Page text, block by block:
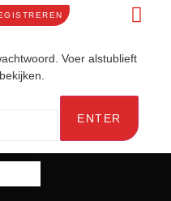
Voer alstublieft